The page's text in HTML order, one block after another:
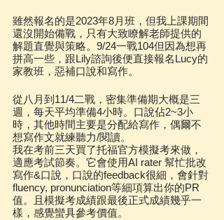
雖然報名的是2023年8月班，但我上課期間
還沒開始備戰，只有大致瞭解老師提供的
解題直覺與策略。9/24一戰104但因為想再
拼高一些，跟Lily諮詢後便直接報名Lucy的
家教班，惡補口說和寫作。
從八月到11/4二戰，密集準備期大概是三
週，每天平均準備4小時。口說佔2~3小
時，其他時間主要是分配給寫作，偶爾不
想寫作文就練聽力/閱讀。
我在考前三天買了托福官方模擬考來做，
適應考試節奏。它會使用AI rater 幫忙批改
寫作&口說，口說的feedback很細，會針對
fluency, pronunciation等細項算出你的PR
值。且模擬考成績跟最後正式成績幾乎一
樣，感覺蠻具參考價值。